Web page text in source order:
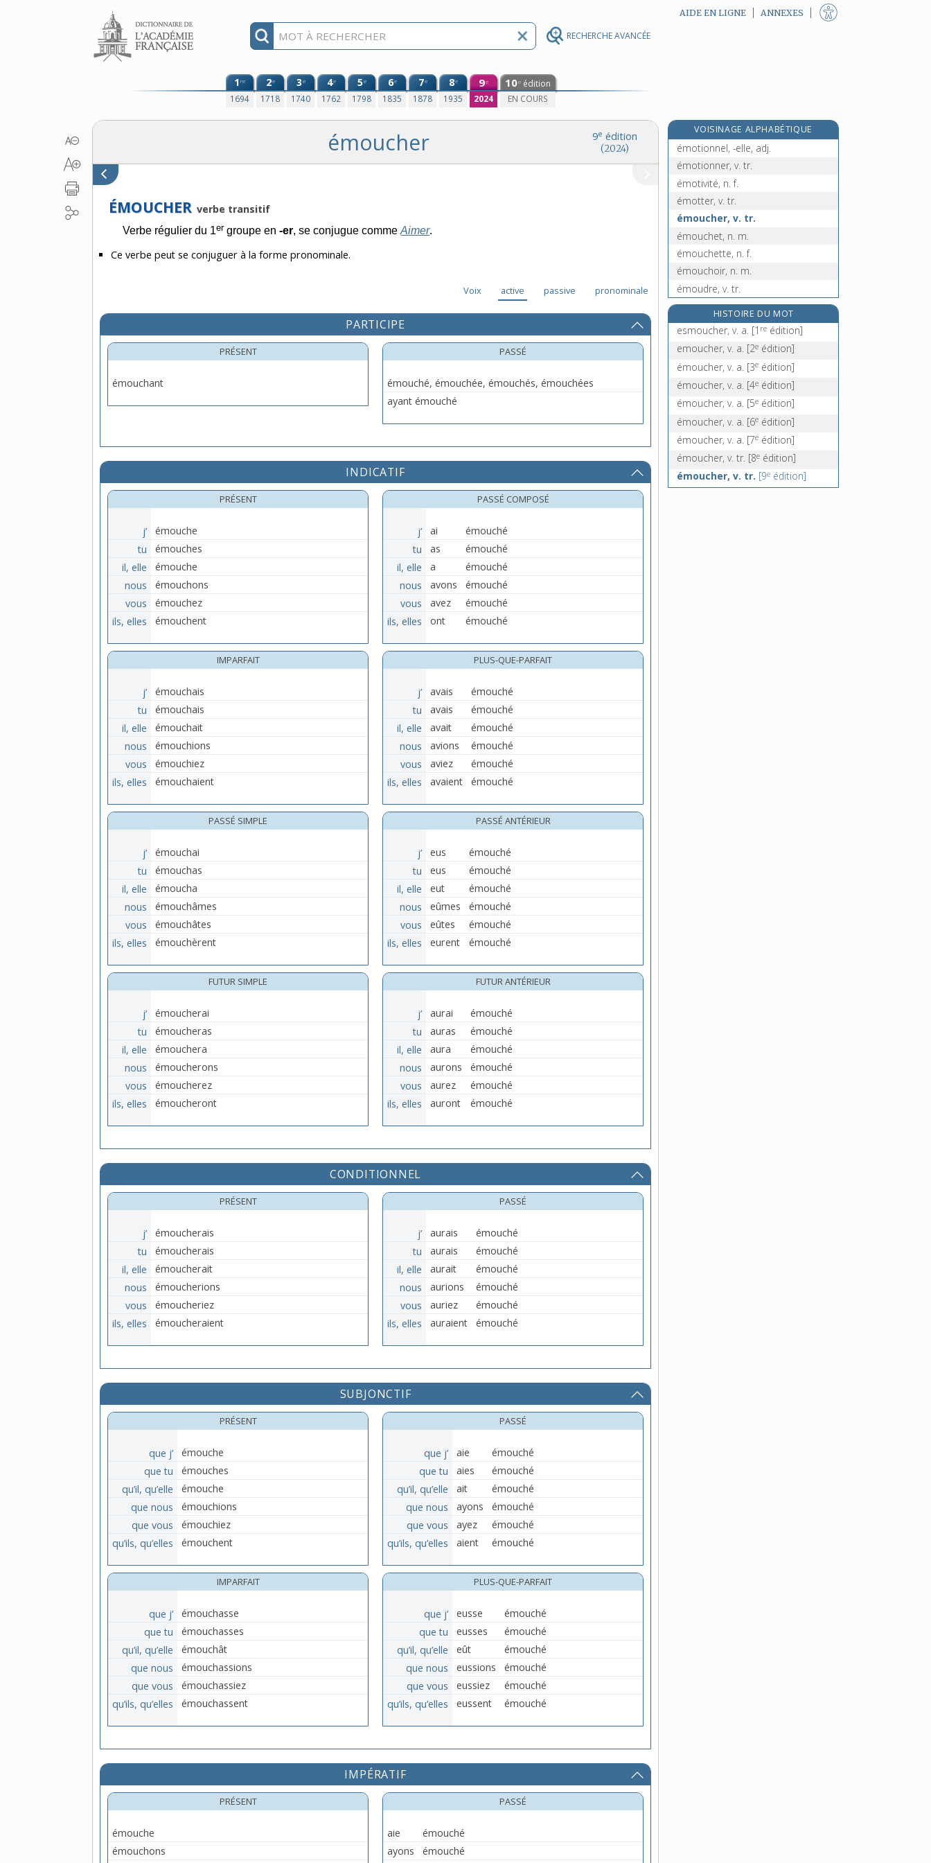
RECHERCHE AVANCÉE
Aller au contenu AIDE EN LIGNE ANNEXES
1re
1694
2e
1718
3e
1740
4e
1762
5e
1798
6e
1835
7e
1878
8e
1935
9e
2024
10e édition
EN COURS
9e édition
(2024)
émoucher
ÉMOUCHER verbe transitif
Verbe régulier du 1ergroupe en-er, se conjugue commeAimer.
Ce verbe peut se conjuguer à la forme pronominale.
Voix active passive pronominale
PARTICIPE
PRÉSENT
émouchant
PASSÉ
émouché, émouchée, émouchés, émouchées
ayant émouché
INDICATIF
PRÉSENT
j’
émouche
tu
émouches
il, elle
émouche
nous
émouchons
vous
émouchez
ils, elles
émouchent
IMPARFAIT
j’
émouchais
tu
émouchais
il, elle
émouchait
nous
émouchions
vous
émouchiez
ils, elles
émouchaient
PASSÉ SIMPLE
j’
émouchai
tu
émouchas
il, elle
émoucha
nous
émouchâmes
vous
émouchâtes
ils, elles
émouchèrent
FUTUR SIMPLE
j’
émoucherai
tu
émoucheras
il, elle
émouchera
nous
émoucherons
vous
émoucherez
ils, elles
émoucheront
PASSÉ COMPOSÉ
j’ ai
émouché
tu
as
émouché
il, elle
a
émouché
nous
avons
émouché
vous
avez
émouché
ils, elles
ont émouché
PLUS-QUE-PARFAIT
j’ avais
émouché
tu
avais
émouché
il, elle
avait
émouché
nous
avions
émouché
vous
aviez
émouché
ils, elles
avaient émouché
PASSÉ ANTÉRIEUR
j’ eus
émouché
tu
eus
émouché
il, elle
eut
émouché
nous
eûmes
émouché
vous
eûtes
émouché
ils, elles
eurent émouché
FUTUR ANTÉRIEUR
j’ aurai
émouché
tu
auras
émouché
il, elle
aura
émouché
nous
aurons
émouché
vous
aurez
émouché
ils, elles
auront émouché
CONDITIONNEL
PRÉSENT
j’
émoucherais
tu
émoucherais
il, elle
émoucherait
nous
émoucherions
vous
émoucheriez
ils, elles
émoucheraient
PASSÉ
j’ aurais
émouché
tu
aurais
émouché
il, elle
aurait
émouché
nous
aurions
émouché
vous
auriez
émouché
ils, elles
auraient émouché
SUBJONCTIF
PRÉSENT
que j’
émouche
que tu
émouches
qu’il, qu’elle
émouche
que nous
émouchions
que vous
émouchiez
qu’ils, qu’elles
émouchent
IMPARFAIT
que j’
émouchasse
que tu
émouchasses
qu’il, qu’elle
émouchât
que nous
émouchassions
que vous
émouchassiez
qu’ils, qu’elles
émouchassent
PASSÉ
que j’ aie
émouché
que tu
aies
émouché
qu’il, qu’elle
ait
émouché
que nous
ayons
émouché
que vous
ayez
émouché
qu’ils, qu’elles
aient émouché
PLUS-QUE-PARFAIT
que j’ eusse
émouché
que tu
eusses
émouché
qu’il, qu’elle
eût
émouché
que nous
eussions
émouché
que vous
eussiez
émouché
qu’ils, qu’elles
eussent émouché
IMPÉRATIF
PRÉSENT
émouche
émouchons
PASSÉ
aie
émouché
ayons
émouché
VOISINAGE ALPHABÉTIQUE
émotion, n. f.
émotionnel, -elle, adj.
émotionner, v. tr.
émotivité, n. f.
émotter, v. tr.
émoucher, v. tr.
émouchet, n. m.
émouchette, n. f.
émouchoir, n. m.
émoudre, v. tr.
émouleur, n. m.
émoulu, -ue, adj.
émousser [II], v. tr.
HISTOIRE DU MOT
esmoucher, v. a. [1 re édition]
emoucher, v. a. [2e édition]
émoucher, v. a. [3e édition]
émoucher, v. a. [4e édition]
émoucher, v. a. [5e édition]
émoucher, v. a. [6e édition]
émoucher, v. a. [7e édition]
émoucher, v. tr. [8e édition]
émoucher, v. tr. [9e édition]